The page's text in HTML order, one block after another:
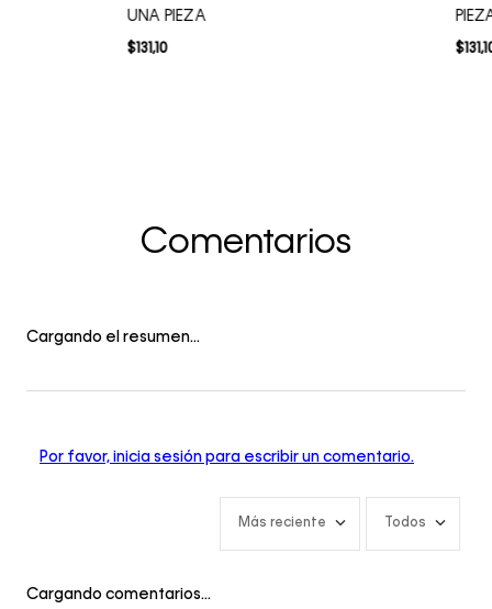
UNA PIEZA
$131,10 $131,
Comentarios
Cargando el resumen…
Por favor, inicia sesión para escribir un comentario.
Más reciente Todos
Cargando comentarios…